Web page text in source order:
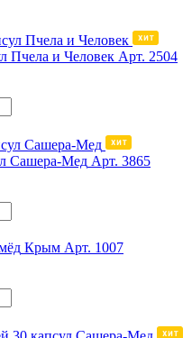
Пчела и Человек Арт. 2504
Сашера-Мед Арт. 3865
Крым Арт. 1007